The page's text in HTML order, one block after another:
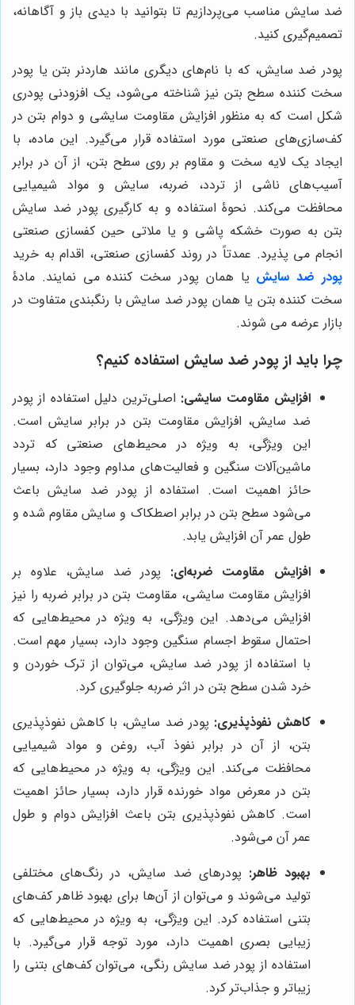
ضد سایش مناسب می‌پردازیم تا بتوانید با دیدی باز و آگاهانه،
تصمیم‌گیری کنید.
پودر ضد سایش، که با نام‌های دیگری مانند هاردنر بتن یا پودر
سخت کننده سطح بتن نیز شناخته می‌شود، یک افزودنی پودری
شکل است که به منظور افزایش مقاومت سایشی و دوام بتن در
کف‌سازی‌های صنعتی مورد استفاده قرار می‌گیرد. این ماده، با
ایجاد یک لایه سخت و مقاوم بر روی سطح بتن، از آن در برابر
آسیب‌های ناشی از تردد، ضربه، سایش و مواد شیمیایی
محافظت می‌کند. نحوۀ استفاده و به کارگیری پودر ضد سایش
بتن به صورت خشکه پاشی و یا ملاتی حین کفسازی صنعتی
انجام می پذیرد. عمدتاً در روند کفسازی صنعتی، اقدام به خرید
پودر ضد سایش یا همان پودر سخت کننده می نمایند. مادۀ
سخت کننده بتن یا همان پودر ضد سایش با رنگبندی متفاوت در
بازار عرضه می شوند.
چرا باید از پودر ضد سایش استفاده کنیم؟
افزایش مقاومت سایشی: اصلی‌ترین دلیل استفاده از پودر
ضد سایش، افزایش مقاومت بتن در برابر سایش است.
این ویژگی، به ویژه در محیط‌های صنعتی که تردد
ماشین‌آلات سنگین و فعالیت‌های مداوم وجود دارد، بسیار
حائز اهمیت است. استفاده از پودر ضد سایش باعث
می‌شود سطح بتن در برابر اصطکاک و سایش مقاوم شده و
طول عمر آن افزایش یابد.
افزایش مقاومت ضربه‌ای: پودر ضد سایش، علاوه بر
افزایش مقاومت سایشی، مقاومت بتن در برابر ضربه را نیز
افزایش می‌دهد. این ویژگی، به ویژه در محیط‌هایی که
احتمال سقوط اجسام سنگین وجود دارد، بسیار مهم است.
با استفاده از پودر ضد سایش، می‌توان از ترک خوردن و
خرد شدن سطح بتن در اثر ضربه جلوگیری کرد.
کاهش نفوذپذیری: پودر ضد سایش، با کاهش نفوذپذیری
بتن، از آن در برابر نفوذ آب، روغن و مواد شیمیایی
محافظت می‌کند. این ویژگی، به ویژه در محیط‌هایی که
بتن در معرض مواد خورنده قرار دارد، بسیار حائز اهمیت
است. کاهش نفوذپذیری بتن باعث افزایش دوام و طول
عمر آن می‌شود.
بهبود ظاهر: پودرهای ضد سایش، در رنگ‌های مختلفی
تولید می‌شوند و می‌توان از آن‌ها برای بهبود ظاهر کف‌های
بتنی استفاده کرد. این ویژگی، به ویژه در محیط‌هایی که
زیبایی بصری اهمیت دارد، مورد توجه قرار می‌گیرد. با
استفاده از پودر ضد سایش رنگی، می‌توان کف‌های بتنی را
زیباتر و جذاب‌تر کرد.